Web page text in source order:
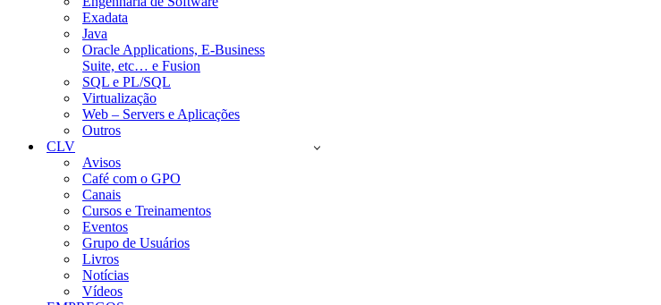
Exadata
Java
Oracle Applications, E-Business
Suite, etc… e Fusion
SQL e PL/SQL
Virtualização
Web – Servers e Aplicações
Outros
CLV
Avisos
Café com o GPO
Canais
Cursos e Treinamentos
Eventos
Grupo de Usuários
Livros
Notícias
Vídeos